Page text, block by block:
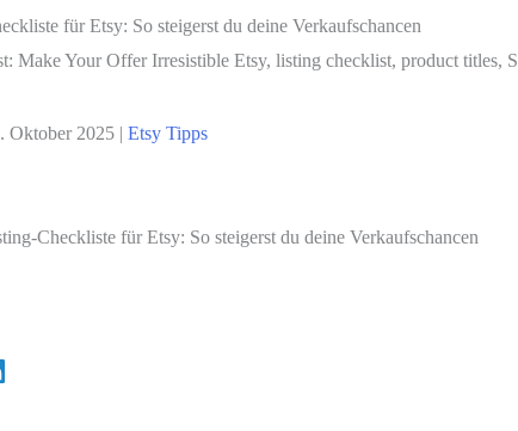
für Etsy: So steigerst du deine Verkaufschancen
Oktober 2025
Etsy Tipps
Checkliste für Etsy: So steigerst du deine Verkaufschancen